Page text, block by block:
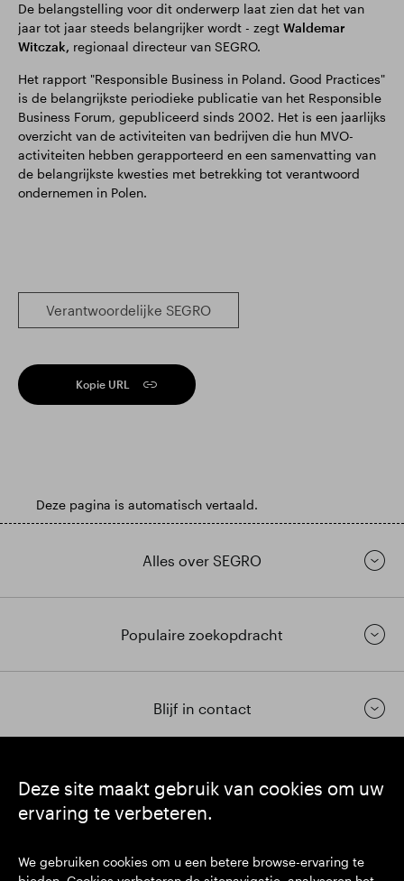
Deze site maakt gebruik van cookies om uw
ervaring te verbeteren.
We gebruiken cookies om u een betere browse-ervaring te
De belangstelling voor dit onderwerp laat zien dat het van
jaar tot jaar steeds belangrijker wordt - zegt Waldemar
Witczak, regionaal directeur van SEGRO.
Het rapport "Responsible Business in Poland. Good Practices"
is de belangrijkste periodieke publicatie van het Responsible
Business Forum, gepubliceerd sinds 2002. Het is een jaarlijks
overzicht van de activiteiten van bedrijven die hun MVO-
activiteiten hebben gerapporteerd en een samenvatting van
de belangrijkste kwesties met betrekking tot verantwoord
ondernemen in Polen.
Verantwoordelijke SEGRO
Kopie URL
Deze pagina is automatisch vertaald.
Alles over SEGRO
Populaire zoekopdracht
Blijf in contact
https://www.linkedin.com/
https://www.youtube.com/
https://twitter.com/
SEGRO plc
VK geregistreerd nr. 167591